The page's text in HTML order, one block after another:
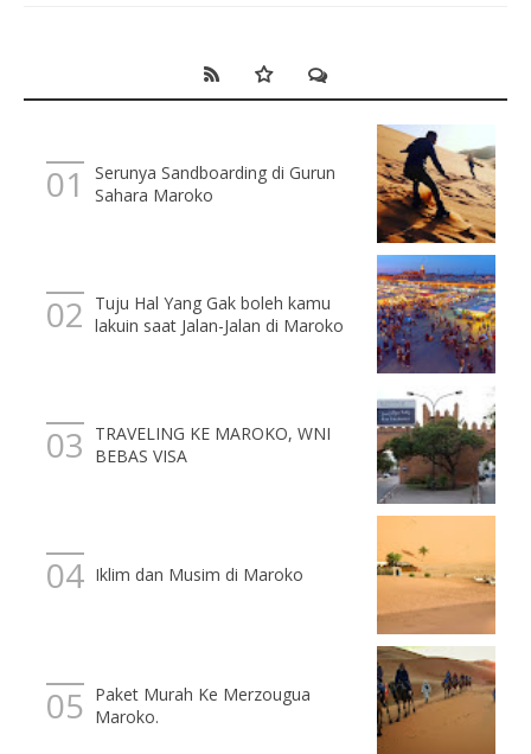
Serunya Sandboarding di Gurun
Sahara Maroko
Tuju Hal Yang Gak boleh kamu
lakuin saat Jalan-Jalan di Maroko
TRAVELING KE MAROKO, WNI
BEBAS VISA
Iklim dan Musim di Maroko
Paket Murah Ke Merzougua
Maroko.